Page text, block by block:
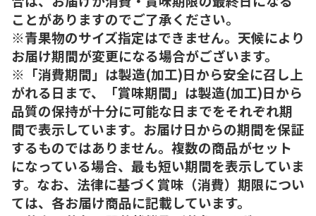
ことがありますのでご了承ください。
※青果物のサイズ指定はできません。天候により
お届け期間が変更になる場合がございます。
※「消費期間」は製造(加工)日から安全に召し上
がれる日まで、「賞味期間」は製造(加工)日から
品質の保持が十分に可能な日までをそれぞれ期
間で表示しています。お届け日からの期間を保証
するものではありません。複数の商品がセット
になっている場合、最も短い期間を表示していま
す。なお、法律に基づく賞味（消費）期限につい
ては、各お届け商品に記載しています。